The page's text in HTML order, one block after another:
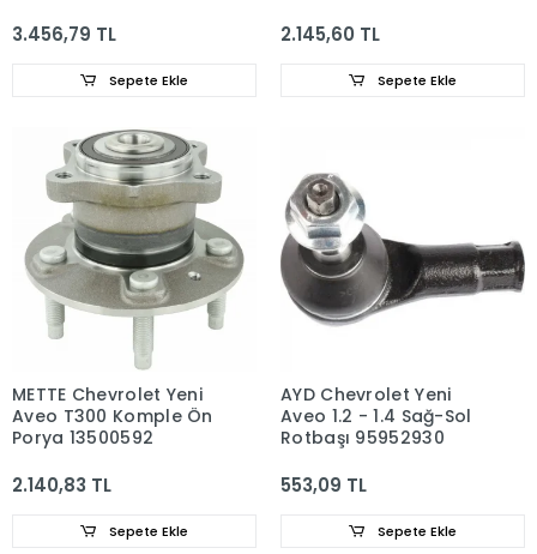
3.456,79 TL
Sepete Ekle
2.145,60 TL
Sepete Ekle
METTE Chevrolet Yeni
Aveo T300 Komple Ön
Porya 13500592
2.140,83 TL
Sepete Ekle
AYD Chevrolet Yeni
Aveo 1.2 - 1.4 Sağ-Sol
Rotbaşı 95952930
553,09 TL
Sepete Ekle